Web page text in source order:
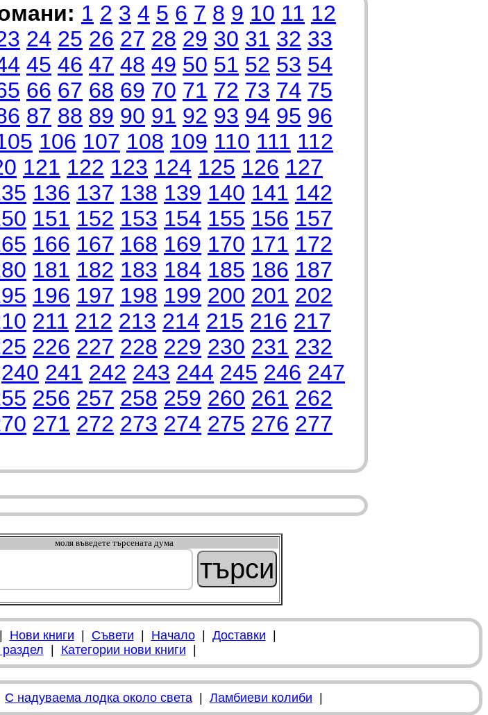
1 2 3 4 5 6 7 8 9 10 11 12
24 25 26 27 28 29 30 31 32 33
45 46 47 48 49 50 51 52 53 54
66 67 68 69 70 71 72 73 74 75
87 88 89 90 91 92 93 94 95 96
106 107 108 109 110 111 112
121 122 123 124 125 126 127
136 137 138 139 140 141 142
151 152 153 154 155 156 157
166 167 168 169 170 171 172
181 182 183 184 185 186 187
196 197 198 199 200 201 202
211 212 213 214 215 216 217
226 227 228 229 230 231 232
240 241 242 243 244 245 246 247
256 257 258 259 260 261 262
271 272 273 274 275 276 277
моля въведете търсената дума
Нови книги Съвети Начало| Доставки
Категории нови книги
С надуваема лодка около света Ламбиеви колиби